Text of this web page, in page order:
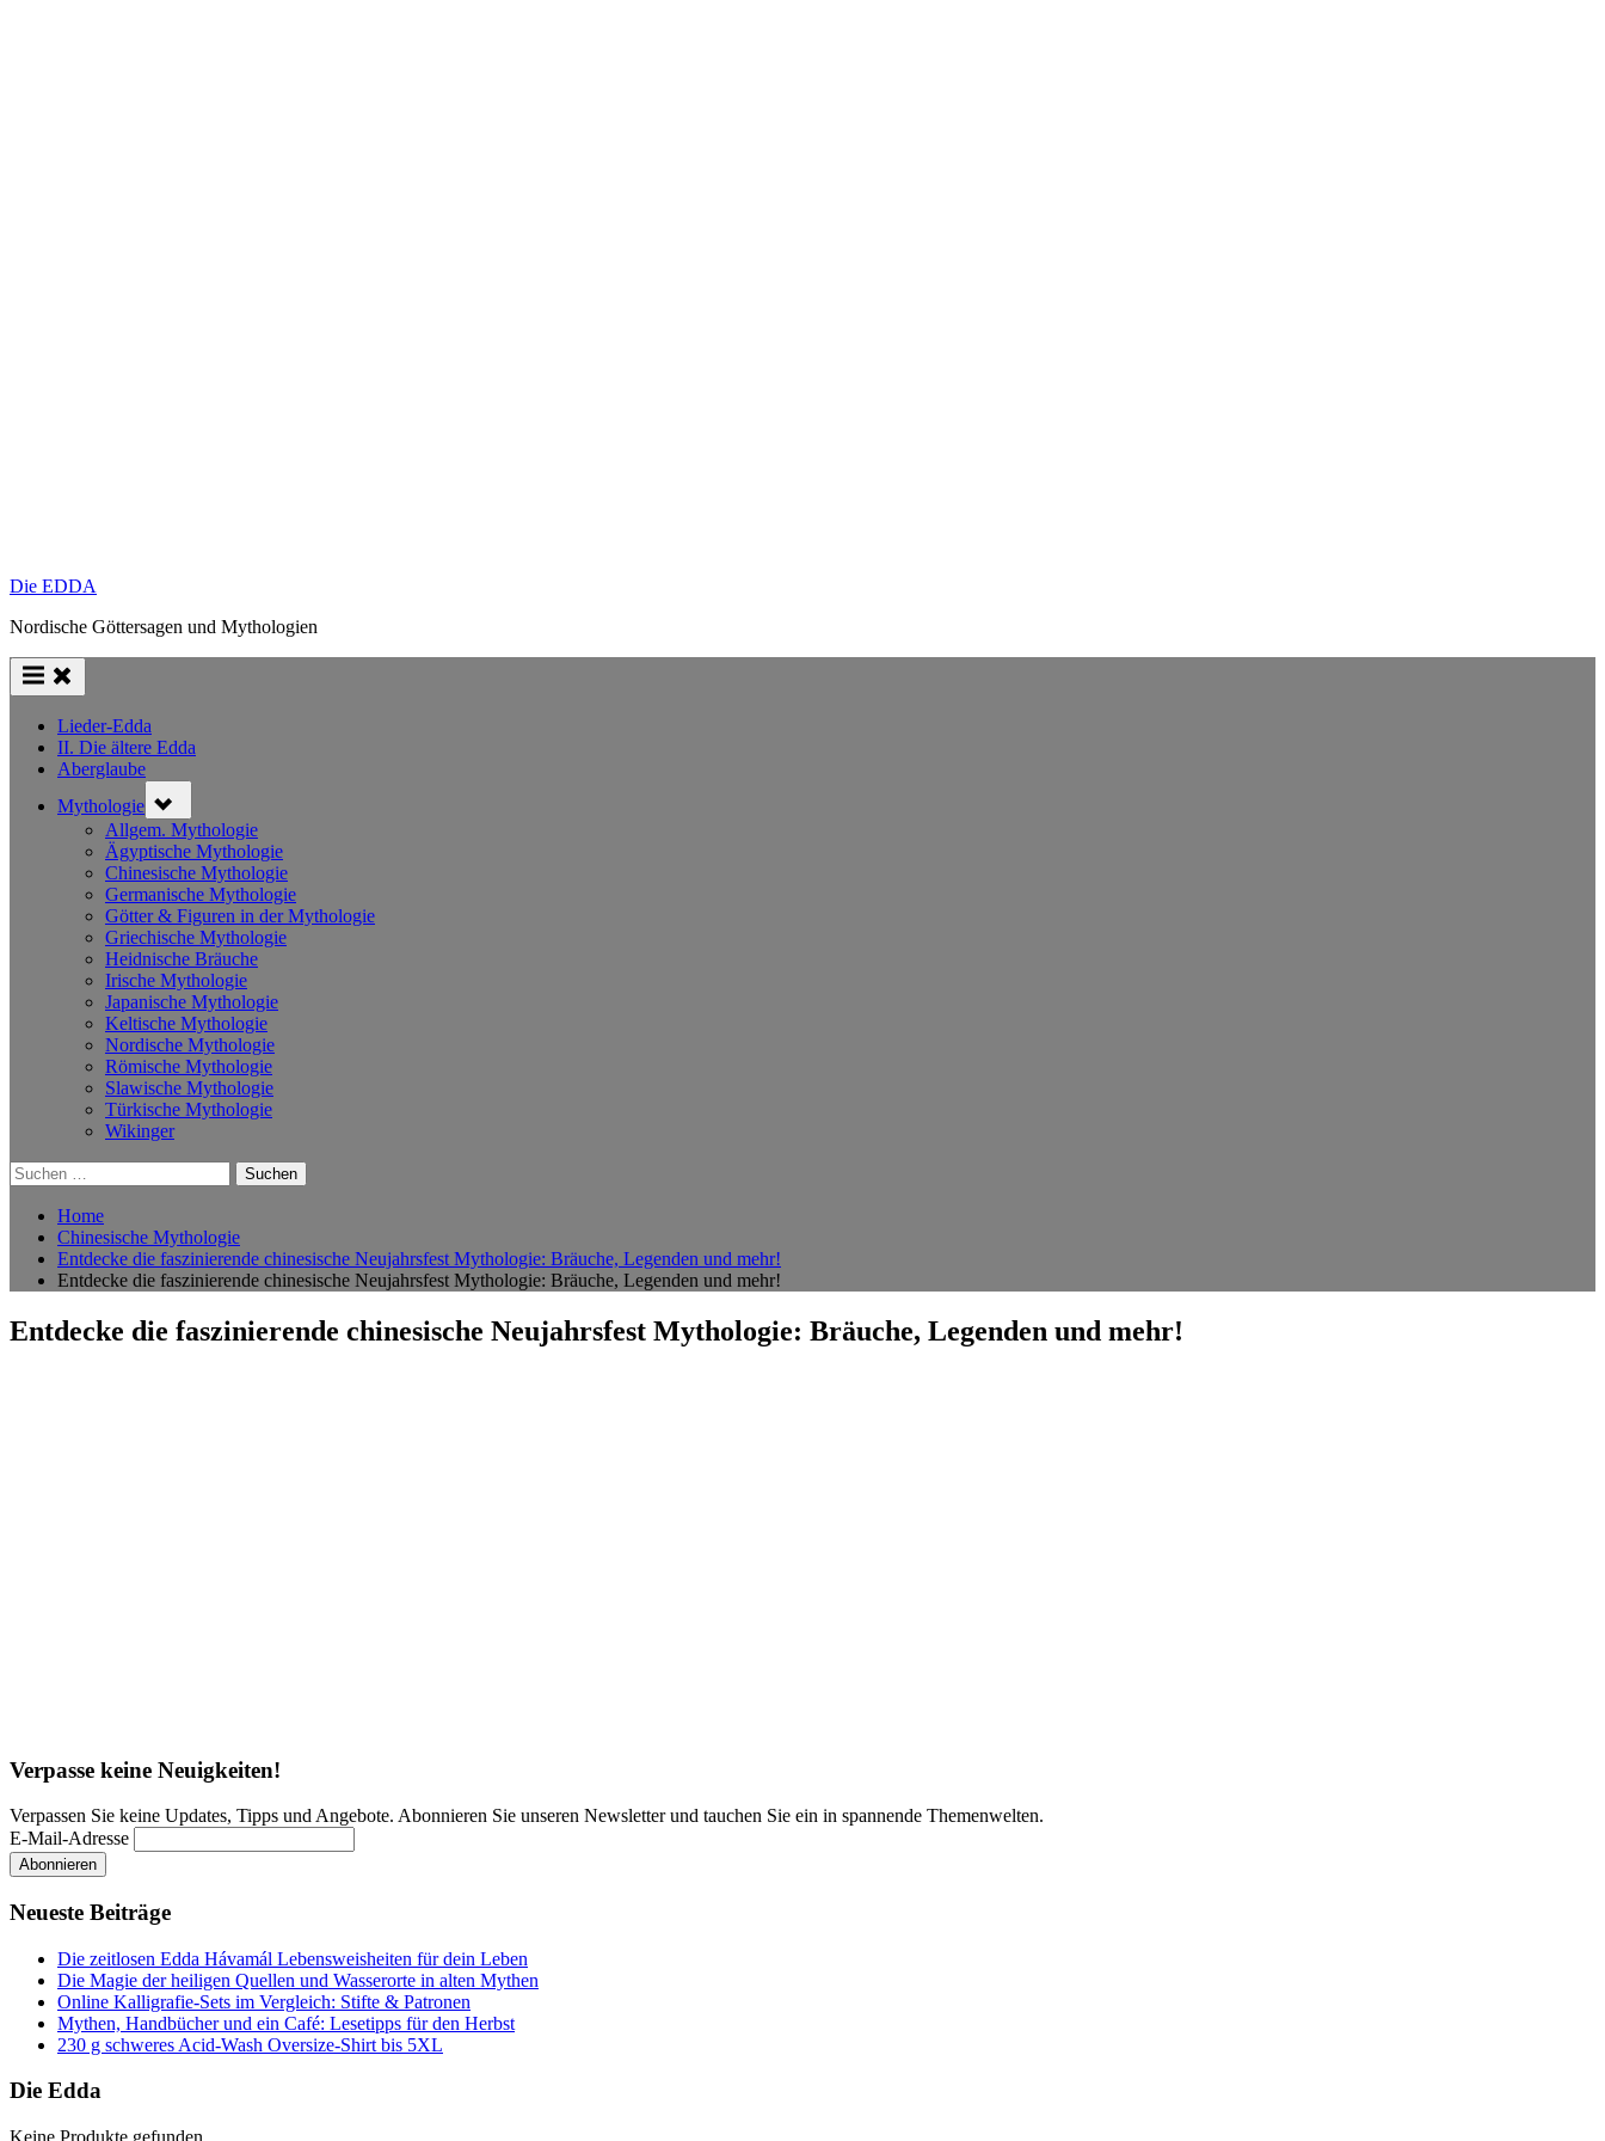
Die EDDA
Nordische Göttersagen und Mythologien
Lieder-Edda
II. Die ältere Edda
Aberglaube
Mythologie sub-
menu
Allgem. Mythologie
Ägyptische Mythologie
Chinesische Mythologie
Germanische Mythologie
Götter & Figuren in der Mythologie
Griechische Mythologie
Heidnische Bräuche
Irische Mythologie
Japanische Mythologie
Keltische Mythologie
Nordische Mythologie
Römische Mythologie
Slawische Mythologie
Türkische Mythologie
Wikinger
Suchen
nach:
Home
Chinesische Mythologie
Entdecke die faszinierende chinesische Neujahrsfest Mythologie: Bräuche, Legenden und mehr!
Entdecke die faszinierende chinesische Neujahrsfest Mythologie: Bräuche, Legenden und mehr!
Entdecke die faszinierende chinesische Neujahrsfest Mythologie: Bräuche, Legenden und mehr!
Verpasse keine Neuigkeiten!
Verpassen Sie keine Updates, Tipps und Angebote. Abonnieren Sie unseren Newsletter und tauchen Sie ein in spannende Themenwelten.
E-Mail-Adresse
Neueste Beiträge
Die zeitlosen Edda Hávamál Lebensweisheiten für dein Leben
Die Magie der heiligen Quellen und Wasserorte in alten Mythen
Online Kalligrafie‑Sets im Vergleich: Stifte & Patronen
Mythen, Handbücher und ein Café: Lesetipps für den Herbst
230 g schweres Acid-Wash Oversize-Shirt bis 5XL
Die Edda